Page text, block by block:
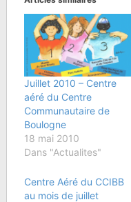
Juillet 2010 – Centre
aéré du Centre
Communautaire de
Boulogne
18 mai 2010
Dans "Actualites"
Centre Aéré du CCIBB
au mois de juillet